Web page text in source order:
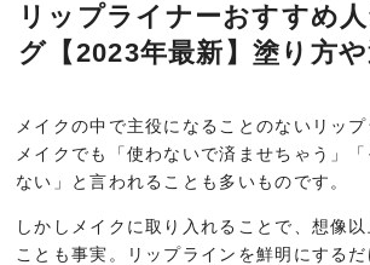
リップライナーおすすめ
グ【2023年最新】塗り方
メイクの中で主役になることのないリッ
メイクでも「使わないで済ませちゃう」
ない」と言われることも多いものです。
しかしメイクに取り入れることで、想像
ことも事実。リップラインを鮮明にする